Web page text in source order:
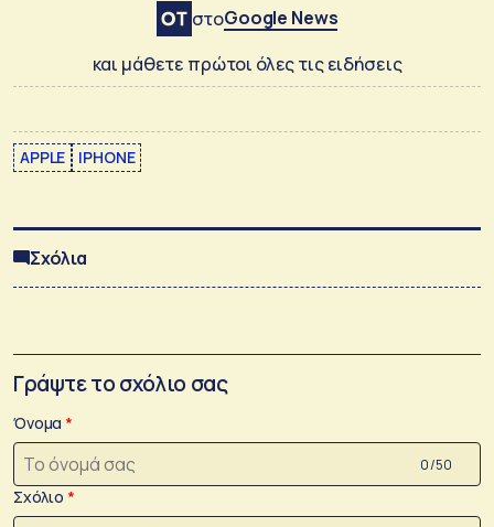
στοGoogle News
και μάθετε πρώτοι όλες τις ειδήσεις
APPLE IPHONE
Σχόλια
Γράψτε το σχόλιο σας
Όνομα
0 /50
Σχόλιο